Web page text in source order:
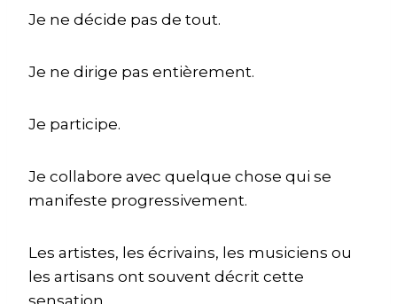
Je ne décide pas de tout.
Je ne dirige pas entièrement.
Je participe.
Je collabore avec quelque chose qui se
manifeste progressivement.
Les artistes, les écrivains, les musiciens ou
les artisans ont souvent décrit cette
sensation.